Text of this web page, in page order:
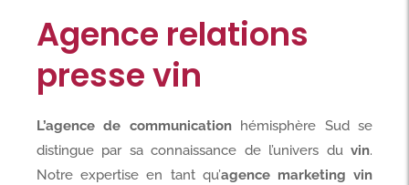
Agence relations
presse vin
L’agence de communicationhémisphère Sud se
distingue par sa connaissance de l’univers du vin.
Notre expertise en tant qu’agence marketing vin